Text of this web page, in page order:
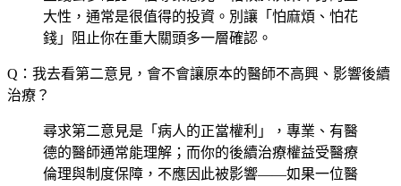
大性，通常是很值得的投資。別讓「怕麻煩、怕花
錢」阻止你在重大關頭多一層確認。
Q：我去看第二意見，會不會讓原本的醫師不高興、影響後續
治療？
尋求第二意見是「病人的正當權利」，專業、有醫
德的醫師通常能理解；而你的後續治療權益受醫療
倫理與制度保障，不應因此被影響——如果一位醫